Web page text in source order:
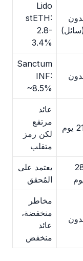
Lido
stETH:
2.8-
3.4%
Sanctum
INF:
~8.5%
يوم
عائد
مرتفع
لكن رمز
متقلب
يعتمد على
المُحقق
مخاطر
منخفضة،
عائد
منخفض